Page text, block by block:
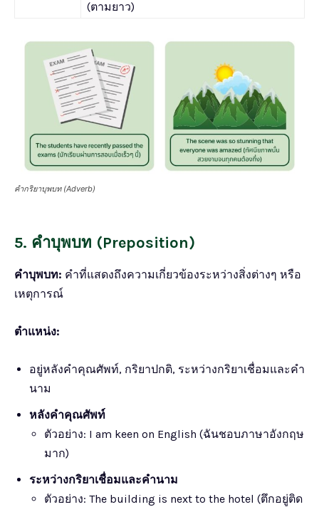
(ตามยาว)
คำกริยาบุพบท (Adverb)
5. คำบุพบท (Preposition)
คำบุพบท: คำที่แสดงถึงความเกี่ยวข้องระหว่างสิ่งต่างๆ หรือ
เหตุการณ์
ตำแหน่ง:
อยู่หลังคำคุณศัพท์, กริยาปกติ, ระหว่างกริยาเชื่อมและคำ
นาม
หลังคำคุณศัพท์
ตัวอย่าง: I am keen on English (ฉันชอบภาษาอังกฤษ
มาก)
ระหว่างกริยาเชื่อมและคำนาม
ตัวอย่าง: The building is next to the hotel (ตึกอยู่ติด